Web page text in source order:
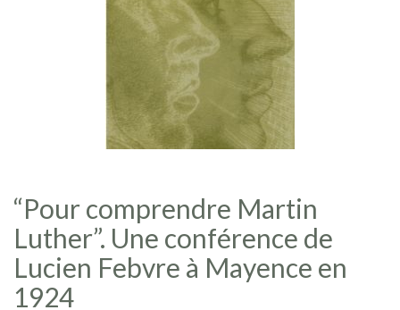
“Pour comprendre Martin
Luther”. Une conférence de
Lucien Febvre à Mayence en
1924